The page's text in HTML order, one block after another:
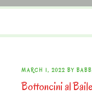
POSTED
ON
MARCH 1, 2022 BY
Bottoncini al